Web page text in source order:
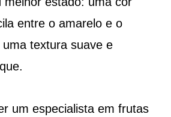
entre o amarelo e o
uma textura suave e
um especialista em frutas